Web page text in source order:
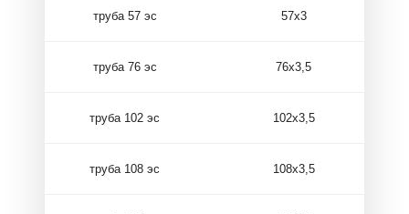
труба 57 эс 57х3
труба 76 эс 76х3,5
труба 102 эс 102х3,5
труба 108 эс 108х3,5